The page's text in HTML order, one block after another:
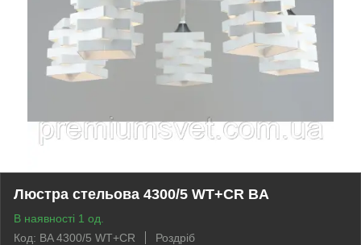
Люстра стельова 4300/5 WT+CR BA
В наявності 1 од.
Код: BA 4300/5 WT+CR
Роздріб